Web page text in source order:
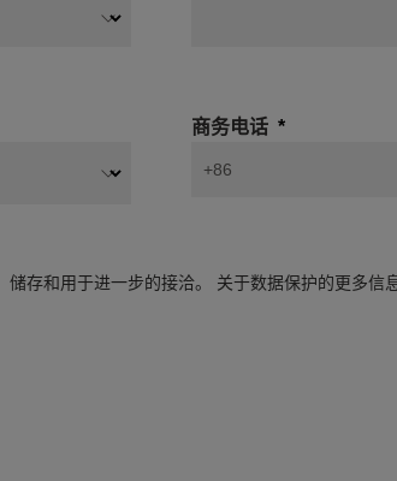
商务电话
+86
储存和用于进一步的接洽。 关于数据保护的更多信